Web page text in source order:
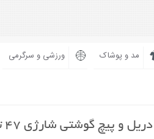
مد و پوشاک ورزشی و سرگرمی
دریل و پیچ گوشتی شارژی 47 تکه